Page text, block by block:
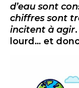
d’eau sont
chiffres sont
incitent à agir
lourd… et